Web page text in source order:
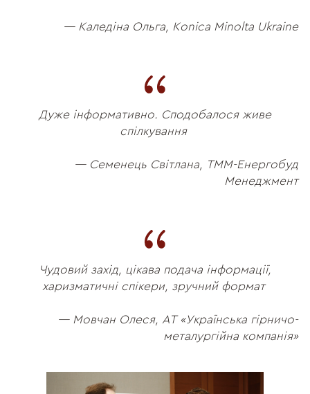
— Каледіна Ольга, Konica Minolta Ukraine
Дуже інформативно. Сподобалося живе
спілкування
— Семенець Світлана, ТММ-Енергобуд
Менеджмент
Чудовий захід, цікава подача інформації,
харизматичні спікери, зручний формат
— Мовчан Олеся, АТ «Українська гірничо-
металургійна компанія»